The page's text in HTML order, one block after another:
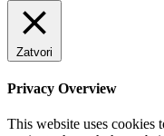
Zatvori
Privacy Overview
This website uses cookies